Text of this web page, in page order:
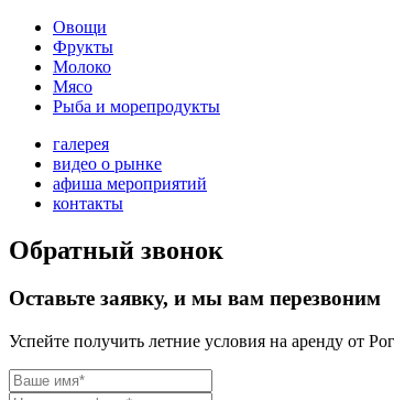
Овощи
Фрукты
Молоко
Мясо
Рыба и морепродукты
галерея
видео о рынке
афиша мероприятий
контакты
Обратный звонок
Оставьте заявку, и мы вам перезвоним
Успейте получить летние условия на аренду от